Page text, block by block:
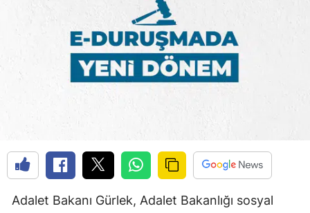
Adalet Bakanı Gürlek, Adalet Bakanlığı sosyal